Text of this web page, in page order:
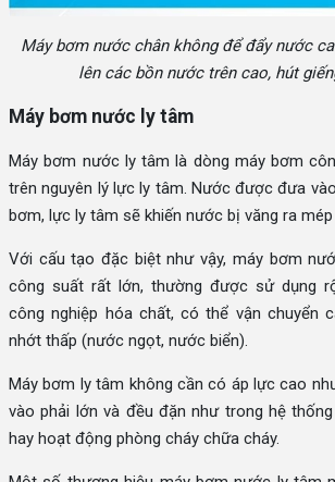
Máy bơm nước chân không để đẩy nước
lên các bồn nước trên cao, hút
Máy bơm nước ly tâm
Máy bơm nước ly tâm là dòng máy bơm
trên nguyên lý lực ly tâm. Nước được đưa
bơm, lực ly tâm sẽ khiến nước bị văng ra
Với cấu tạo đặc biệt như vậy, máy bơm
công suất rất lớn, thường được sử dụng
công nghiệp hóa chất, có thể vận chuyển
nhớt thấp (nước ngọt, nước biển).
Máy bơm ly tâm không cần có áp lực cao
vào phải lớn và đều đặn như trong hệ
hay hoạt động phòng cháy chữa cháy.